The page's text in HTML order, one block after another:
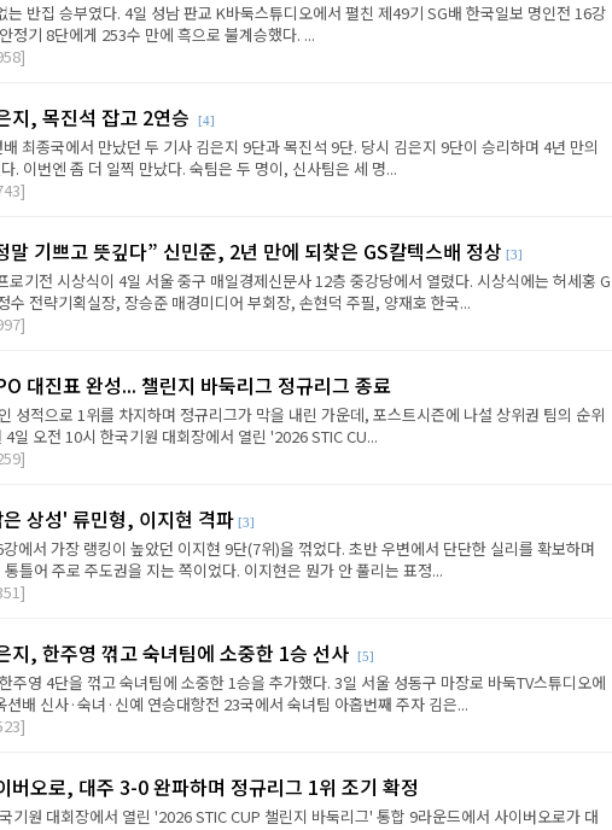
는 반집 승부였다. 4일 성남 판교 K바둑스튜디오에서 펼친 제49기 SG배 한국일보 명인전 16강
정기 8단에게 253수 만에 흑으로 불계승했다. ...
지, 목진석 잡고 2연승 [4]
최종국에서 만났던 두 기사 김은지 9단과 목진석 9단. 당시 김은지 9단이 승리하며 4년 만의
. 이번엔 좀 더 일찍 만났다. 숙팀은 두 명이, 신사팀은 세 명...
말 기쁘고 뜻깊다” 신민준, 2년 만에 되찾은 GS칼텍스배 정상 [3]
로기전 시상식이 4일 서울 중구 매일경제신문사 12층 중강당에서 열렸다. 시상식에는 허세홍 G
수 전략기획실장, 장승준 매경미디어 부회장, 손현덕 주필, 양재호 한국...
대진표 완성... 챌린지 바둑리그 정규리그 종료
성적으로 1위를 차지하며 정규리그가 막을 내린 가운데, 포스트시즌에 나설 상위권 팀의 순위
일 오전 10시 한국기원 대회장에서 열린 '2026 STIC CU...
상성' 류민형, 이지현 격파 [3]
에서 가장 랭킹이 높았던 이지현 9단(7위)을 꺾었다. 초반 우변에서 단단한 실리를 확보하며
틀어 주로 주도권을 지는 쪽이었다. 이지현은 뭔가 안 풀리는 표정...
지, 한주영 꺾고 숙녀팀에 소중한 1승 선사 [5]
주영 4단을 꺾고 숙녀팀에 소중한 1승을 추가했다. 3일 서울 성동구 마장로 바둑TV스튜디오에
션배 신사·숙녀·신예 연승대항전 23국에서 숙녀팀 아홉번째 주자 김은...
버오로, 대주 3-0 완파하며 정규리그 1위 조기 확정
기원 대회장에서 열린 '2026 STIC CUP 챌린지 바둑리그' 통합 9라운드에서 사이버오로가 대